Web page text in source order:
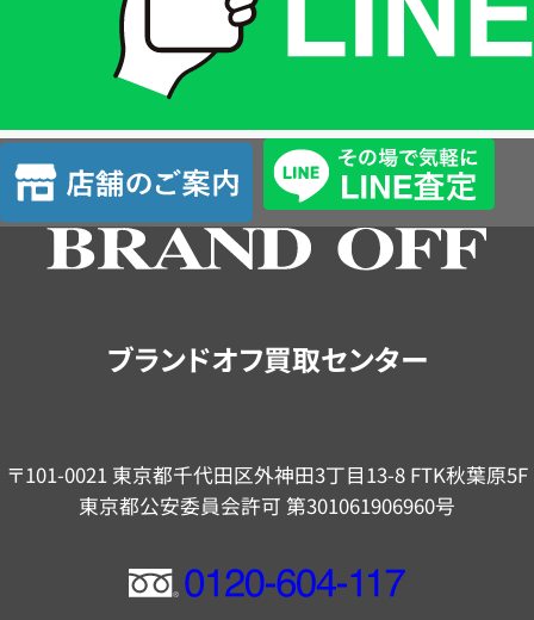
査
定
店
舗
の
ブランドオフ買取センター
〒101-0021 東京都千代田区外神田3丁目13-8 FTK秋葉原5F
東京都公安委員会許可 第301061906960号
フ